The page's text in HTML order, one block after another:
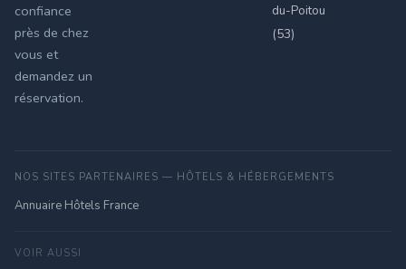
confiance
près de chez
vous et
demandez un
réservation.
du-Poitou
(53)
NOS SITES PARTENAIRES — HÔTELS & HÉBERGEMENTS
Annuaire Hôtels France
VOIR AUSSI